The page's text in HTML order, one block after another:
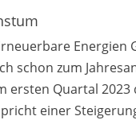
Energien
schon zum
ersten Quartal
einer